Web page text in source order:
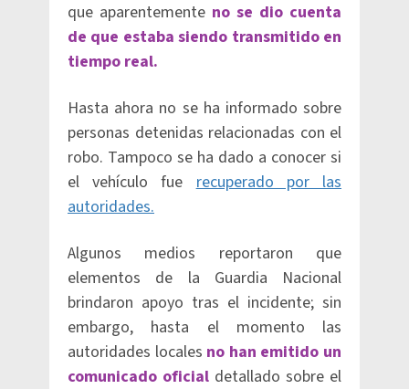
que aparentemente no se dio cuenta
de que estaba siendo transmitido en
tiempo real.
Hasta ahora no se ha informado sobre
personas detenidas relacionadas con el
robo. Tampoco se ha dado a conocer si
el vehículo fuerecuperado por las
autoridades.
Algunos medios reportaron que
elementos de la Guardia Nacional
brindaron apoyo tras el incidente; sin
embargo, hasta el momento las
autoridades locales no han emitido un
comunicado oficial detallado sobre el